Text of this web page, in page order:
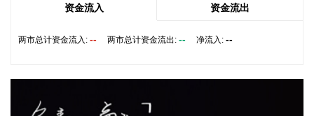
总部泛光工程项目。
公司（简称“金科股份”）与重庆通用人工智能研究院在重庆正
资金流入 资金流出
两市总计资金流入: -- 两市总计资金流出: -- 净流入: --